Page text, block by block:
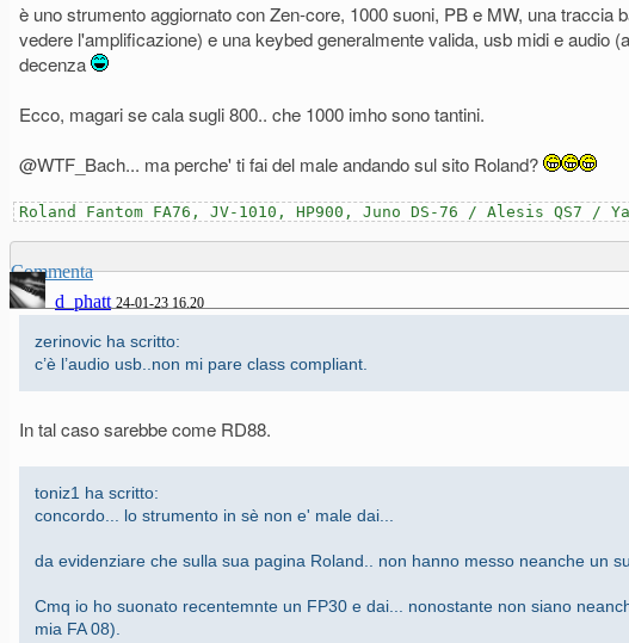
è uno strumento aggiornato con Zen-core, 1000 suoni, PB e MW, una
vedere l'amplificazione) e una keybed generalmente valida, usb midi e audio
decenza
Ecco, magari se cala sugli 800.. che 1000 imho sono tantini.
@WTF_Bach... ma perche' ti fai del male andando sul sito Roland?
Roland Fantom FA76, JV-1010, HP900, Juno DS-76 / Alesis QS7 /
Commenta
d_phatt 24-01-23 16.20
zerinovic ha scritto:
c’è l’audio usb..non mi pare class compliant.
In tal caso sarebbe come RD88.
toniz1 ha scritto:
concordo... lo strumento in sè non e' male dai...
da evidenziare che sulla sua pagina Roland.. non hanno messo neanche un
Cmq io ho suonato recentemnte un FP30 e dai... nonostante non siano
mia FA 08).